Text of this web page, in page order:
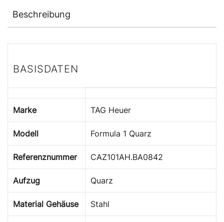
Beschreibung
BASISDATEN
Marke TAG Heuer
Modell Formula 1 Quarz
Referenznummer CAZ101AH.BA0842
Aufzug Quarz
Material Gehäuse Stahl